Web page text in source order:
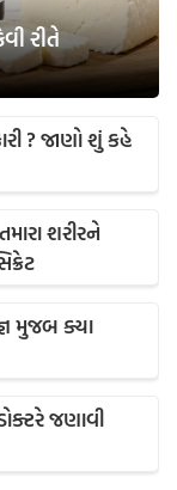
રીતે
? જાણો શું કહે
શરીરને
મુજબ ક્યા
જણાવી